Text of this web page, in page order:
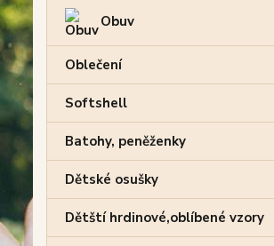
Obuv
Oblečení
Softshell
Batohy, peněženky
Dětské osušky
Dětští hrdinové,oblíbené vzory